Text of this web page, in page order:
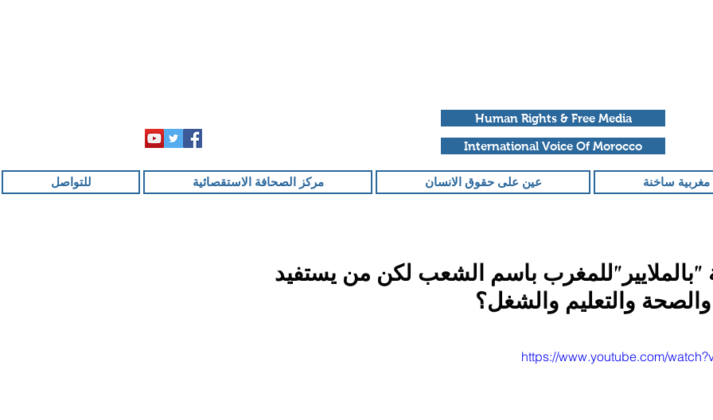
Human Rights & Free Media
International Voice Of Morocco
ساخنة عين على حقوق الانسان مركز الصحافة الاستقصائية للتواصل
باسم الشعب لكن من يستفيد
والصحة والتعليم والشغل؟
من أصل 5 نجوم.
https://www.youtube.com/